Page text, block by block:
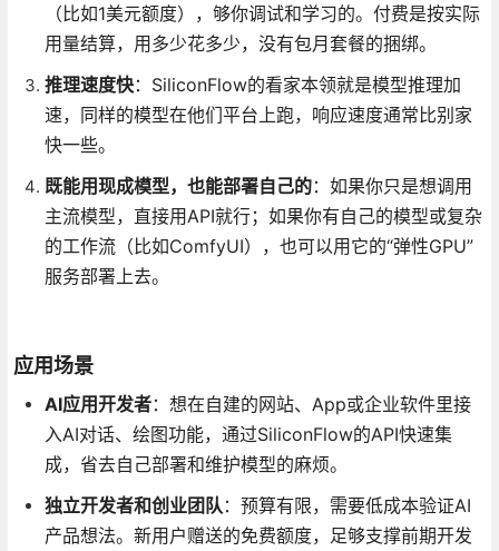
（比如1美元额度），够你调试和学习的。付费是按实际
用量结算，用多少花多少，没有包月套餐的捆绑。
推理速度快：SiliconFlow的看家本领就是模型推理加
速，同样的模型在他们平台上跑，响应速度通常比别家
快一些。
既能用现成模型，也能部署自己的：如果你只是想调用
主流模型，直接用API就行；如果你有自己的模型或复杂
的工作流（比如ComfyUI），也可以用它的“弹性GPU”
服务部署上去。
应用场景
AI应用开发者：想在自建的网站、App或企业软件里接
入AI对话、绘图功能，通过SiliconFlow的API快速集
成，省去自己部署和维护模型的麻烦。
独立开发者和创业团队 ：预算有限，需要低成本验证AI
产品想法。新用户赠送的免费额度，足够支撑前期开发